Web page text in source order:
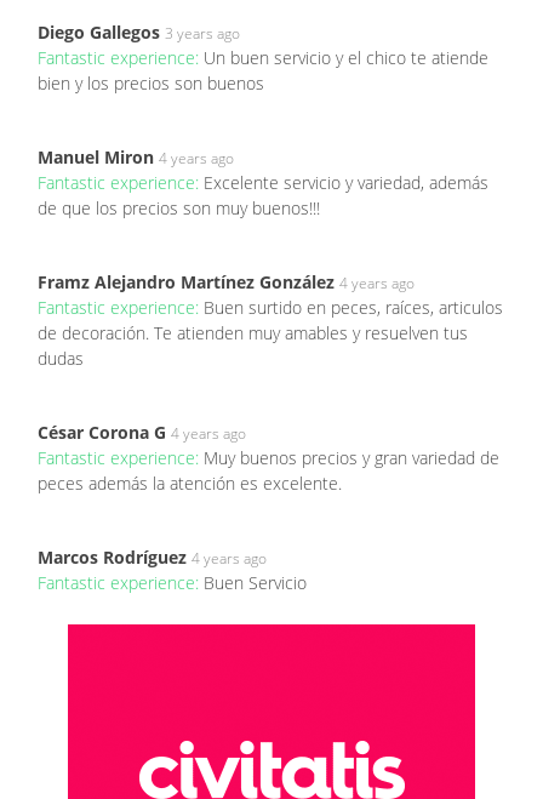
Diego Gallegos 3 years ago
Fantastic experience: Un buen servicio y el chico te atiende
bien y los precios son buenos
Manuel Miron 4 years ago
Fantastic experience: Excelente servicio y variedad, además
de que los precios son muy buenos!!!
Framz Alejandro Martínez González 4 years ago
Fantastic experience: Buen surtido en peces, raíces, articulos
de decoración. Te atienden muy amables y resuelven tus
dudas
César Corona G 4 years ago
Fantastic experience: Muy buenos precios y gran variedad de
peces además la atención es excelente.
Marcos Rodríguez 4 years ago
Fantastic experience: Buen Servicio